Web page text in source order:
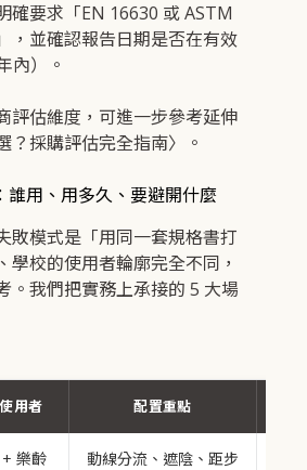
確要求「EN 16630 或 ASTM
，並確認報告日期是否在有效
內）。
評估維度，可進一步參考延伸
？採購評估完全指南〉。
誰用、用多久、要避開什麼
敗模式是「用同一套規格書打
校的使用者輪廓完全不同，
。我們把實務上承接的 5 大場
用者 配置重點
樂齡
動線分流、遮陰、距步